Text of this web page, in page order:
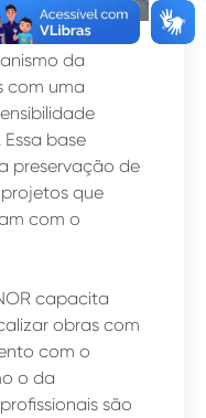
da
com uma
base
preservação de
que
com o
capacita
obras com
com o
o da
são